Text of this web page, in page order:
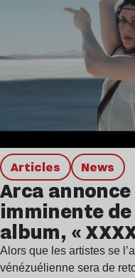
Articles news
Arca annonce
imminente
album, «
Alors que les artistes se
vénézuélienne sera de